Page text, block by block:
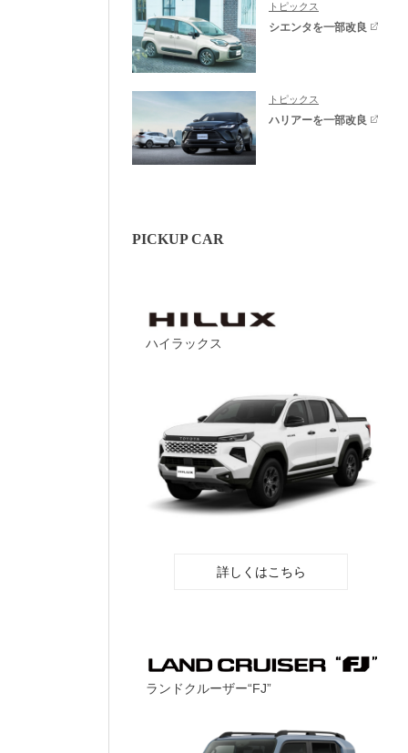
トピックス
シエンタを一部改良
トピックス
ハリアーを一部改良
PICKUP CAR
ハイラックス
詳しくはこちら
ランドクルーザー“FJ”